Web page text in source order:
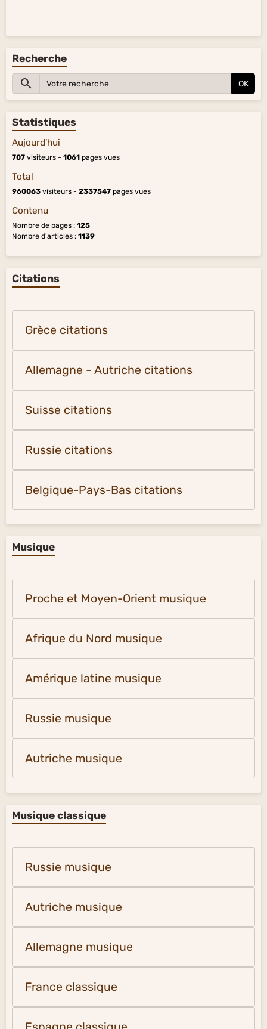
Recherche
OK
Statistiques
Aujourd'hui
707 visiteurs - 1061 pages vues
Total
960063 visiteurs - 2337547 pages vues
Contenu
Nombre de pages : 125
Nombre d'articles : 1139
Citations
Grèce citations
Allemagne - Autriche citations
Suisse citations
Russie citations
Belgique-Pays-Bas citations
Musique
Proche et Moyen-Orient musique
Afrique du Nord musique
Amérique latine musique
Russie musique
Autriche musique
Musique classique
Russie musique
Autriche musique
Allemagne musique
France classique